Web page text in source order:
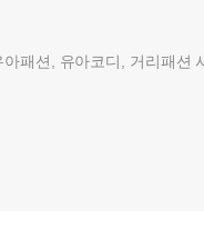
패션, 유아코디, 거리패션